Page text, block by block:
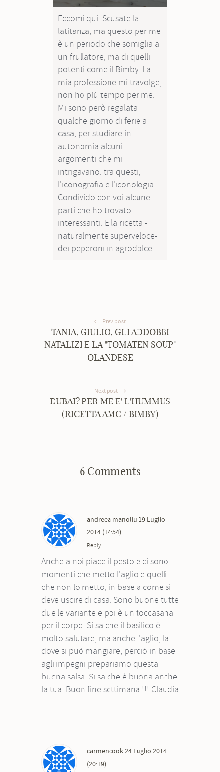
Eccomi qui. Scusate la
latitanza, ma questo per me
è un periodo che somiglia a
un frullatore, ma di quelli
potenti come il Bimby. La
mia professione mi travolge,
non ho più tempo per me.
Mi sono però regalata
qualche giorno di ferie a
casa, per studiare in
autonomia alcuni
argomenti che mi
intrigavano: tra questi,
l'iconografia e l'iconologia.
Condivido con voi alcune
parti che ho trovato
interessanti. E la ricetta -
naturalmente superveloce-
dei peperoni in agrodolce.
Prev post
TANIA, GIULIO, GLI ADDOBBI
NATALIZI E LA "TOMATEN SOUP"
OLANDESE
Next post
DUBAI? PER ME E' L'HUMMUS
(RICETTA AMC / BIMBY)
6 Comments
andreea manoliu 19 Luglio
2014 (14:54)
Reply
Anche a noi piace il pesto e ci sono
momenti che metto l'aglio e quelli
che non lo metto, in base a come si
deve uscire di casa. Sono buone tutte
due le variante e poi è un toccasana
per il corpo. Si sa che il basilico è
molto salutare, ma anche l'aglio, la
dove si può mangiare, perciò in base
agli impegni prepariamo questa
buona salsa. Si sa che è buona anche
la tua. Buon fine settimana !!! Claudia
carmencook24 Luglio 2014
(20:19)